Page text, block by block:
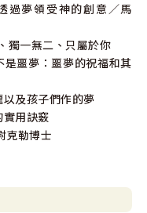
過夢領受神的創意／馬
獨一無二、只屬於你
噩夢：噩夢的祝福和其
及孩子們作的夢
用訣竅
克勒博士